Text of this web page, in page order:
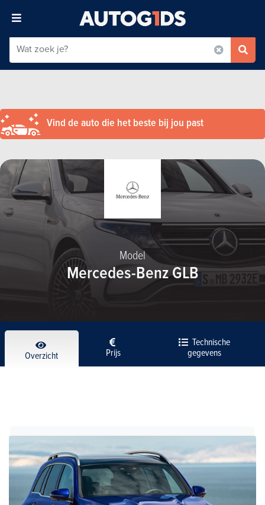
Vind de auto die het beste bij jou past
Model
Mercedes-Benz GLB
Overzicht Prijs
Technische
gegevens